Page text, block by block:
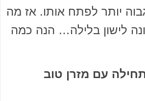
יותר לפתח אותו. אז מה
לישון בלילה… הנה כמה
עם מזרן טוב